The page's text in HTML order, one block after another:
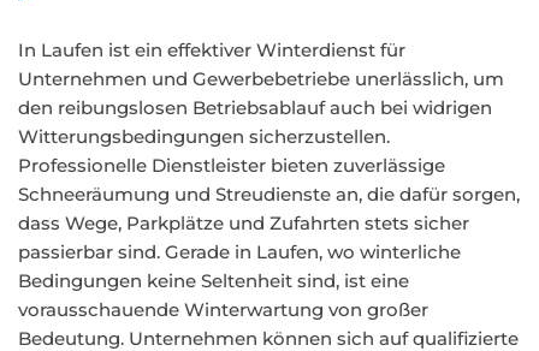
In Laufen ist ein effektiver Winterdienst für
Unternehmen und Gewerbebetriebe unerlässlich, um
den reibungslosen Betriebsablauf auch bei widrigen
Witterungsbedingungen sicherzustellen.
Professionelle Dienstleister bieten zuverlässige
Schneeräumung und Streudienste an, die dafür sorgen,
dass Wege, Parkplätze und Zufahrten stets sicher
passierbar sind. Gerade in Laufen, wo winterliche
Bedingungen keine Seltenheit sind, ist eine
vorausschauende Winterwartung von großer
Bedeutung. Unternehmen können sich auf qualifizierte